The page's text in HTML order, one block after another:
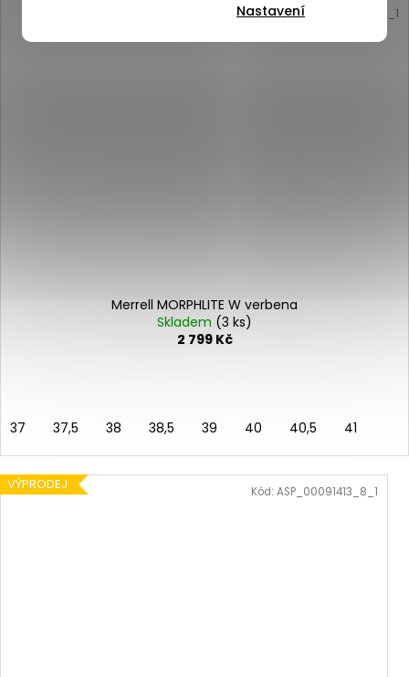
Nastavení
Merrell MORPHLITE W verbena
Skladem (3 ks)
2 799 Kč
37 37,5 38 38,5 39 40 40,5 41
Kód:ASP_00101257_2_1
VÝPRODEJ Kód: ASP_00091413_8_1